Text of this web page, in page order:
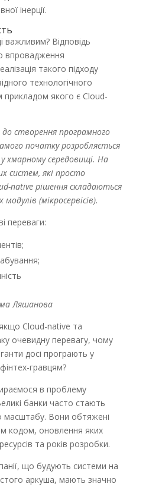
інерції.
Відповідь
впровадження
такого підходу
технологічного
якого є Cloud-
до створення програмного
початку розробляється
хмарному середовищі. На
систем, які просто
native рішення складаються
(мікросервісів).
переваги:
Ляшанова
Cloud-native та
очевидну перевагу, чому
досі програють у
гравцям?
в проблему
банки часто стають
масштабу. Вони обтяжені
кодом, оновлення яких
та років розробки.
що будують системи на
аркуша, мають значно